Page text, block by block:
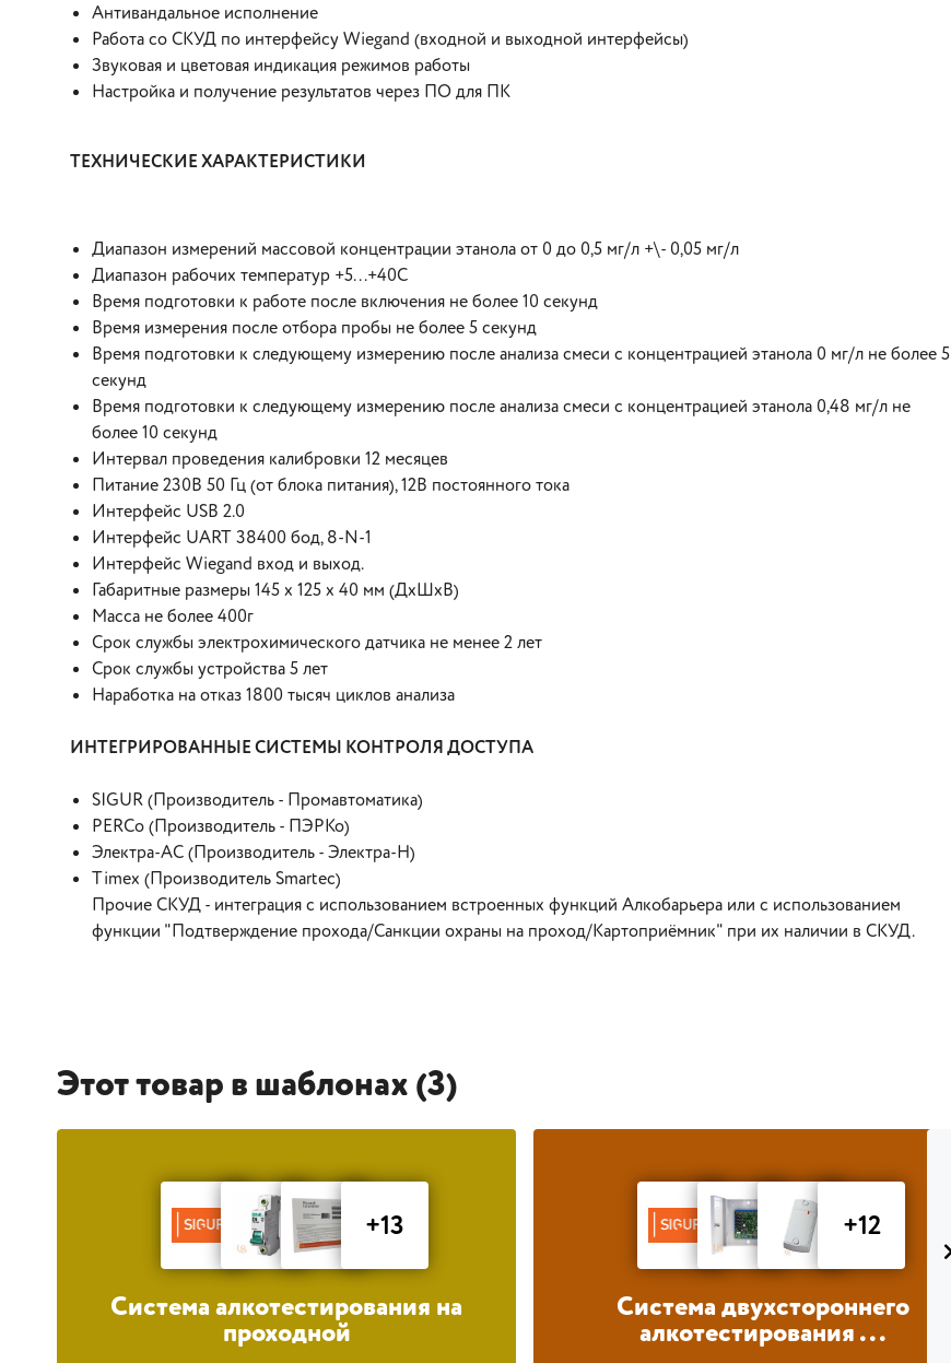
Антивандальное исполнение
Работа со СКУД по интерфейсу Wiegand (входной и выходной интерфейсы)
Звуковая и цветовая индикация режимов работы
Настройка и получение результатов через ПО для ПК
ТЕХНИЧЕСКИЕ ХАРАКТЕРИСТИКИ
Диапазон измерений массовой концентрации этанола от 0 до 0,5 мг/л +\- 0,05 мг/л
Диапазон рабочих температур +5...+40С
Время подготовки к работе после включения не более 10 секунд
Время измерения после отбора пробы не более 5 секунд
Время подготовки к следующему измерению после анализа смеси с концентрацией этанола 0 мг/л не более 5
секунд
Время подготовки к следующему измерению после анализа смеси с концентрацией этанола 0,48 мг/л не
более 10 секунд
Интервал проведения калибровки 12 месяцев
Питание 230В 50 Гц (от блока питания), 12В постоянного тока
Интерфейс USB 2.0
Интерфейс UART 38400 бод, 8-N-1
Интерфейс Wiegand вход и выход.
Габаритные размеры 145 х 125 х 40 мм (ДхШхВ)
Масса не более 400г
Срок службы электрохимического датчика не менее 2 лет
Срок службы устройства 5 лет
Наработка на отказ 1800 тысяч циклов анализа
ИНТЕГРИРОВАННЫЕ СИСТЕМЫ КОНТРОЛЯ ДОСТУПА
SIGUR (Производитель - Промавтоматика)
PERCo (Производитель - ПЭРКо)
Электра-АС (Производитель - Электра-Н)
Timex (Производитель Smartec)
Прочие СКУД - интеграция с использованием встроенных функций Алкобарьера или с использованием
функции "Подтверждение прохода/Санкции охраны на проход/Картоприёмник" при их наличии в СКУД.
Этот товар в шаблонах (3)
+13
Система алкотестирования на
проходной
+12
Система двухстороннего
алкотестирования ...